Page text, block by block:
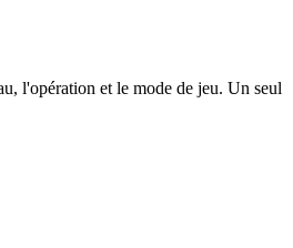
l'opération et le mode de jeu. Un seul